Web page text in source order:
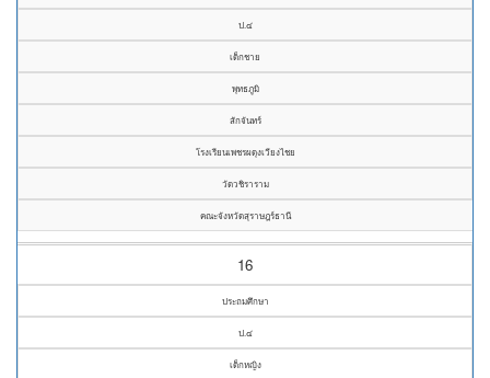
ป.๔
เด็กชาย
พุทธภูมิ
สักจันทร์
โรงเรียนเพชรผดุงเวียงไชย
วัดวชิราราม
คณะจังหวัดสุราษฎร์ธานี
16
ประถมศึกษา
ป.๔
เด็กหญิง